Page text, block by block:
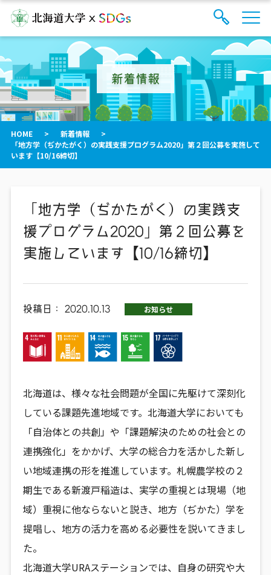
索
フ
ォ
ー
を
開
閉
る
イ
ト
内
メ
ニ
ュ
ー
新着情報
HOME > 新着情報
>
「地方学（ぢかたがく）の実践支援プログラム2020」第２回公募を実施して
います【10/16締切】
「地方学（ぢかたがく）の実践支
援プログラム2020」第２回公募を
実施しています【10/16締切】
投稿日： 2020.10.13 お知らせ
北海道は、様々な社会問題が全国に先駆けて深刻化
している課題先進地域です。北海道大学においても
「自治体との共創」や「課題解決のための社会との
連携強化」をかかげ、大学の総合力を活かした新し
い地域連携の形を推進しています。札幌農学校の２
期生である新渡戸稲造は、実学の重視とは現場（地
域）重視に他ならないと説き、地方（ぢかた）学を
提唱し、地方の活力を高める必要性を説いてきまし
た。
北海道大学URAステーションでは、自身の研究や大